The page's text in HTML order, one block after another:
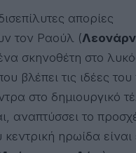
απορίες
τον Ραούλ (
σκηνοθέτη στο
βλέπει τις ιδέες
στο δημιουργικό
αναπτύσσει το
ηρωίδα είναι